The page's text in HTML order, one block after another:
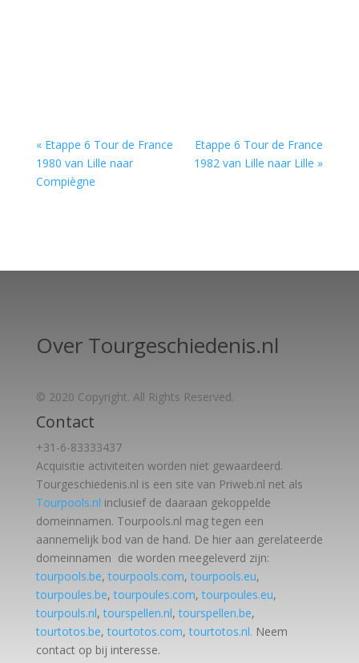
« Etappe 6 Tour de France
1980 van Lille naar
Compiègne
Etappe 6 Tour de France
1982 van Lille naar Lille »
Over Tourgeschiedenis.nl
© 2020 Copyright. All Rights Reserved.
Contact
+31-6-83333437
Acquisitie activiteiten worden niet gewaardeerd.
Tourgeschiedenis.nl is een site van Priweb.nl net als
Tourpools.nl inclusief de daaraan gekoppelde
domeinnamen. Tourpools.nl mag tegen een
aannemelijk bod van de hand. De hier aan gerelateerde
domeinnamen die worden meegeleverd zijn:
tourpools.be,tourpools.com,tourpools.eu,
tourpoules.be,tourpoules.com,tourpoules.eu,
tourpouls.nl,tourspellen.nl,tourspellen.be,
tourtotos.be,tourtotos.com,tourtotos.nl. Neem
contact op bij interesse.